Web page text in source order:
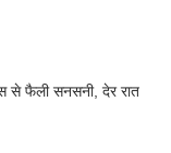
से फैली सनसनी, देर रात